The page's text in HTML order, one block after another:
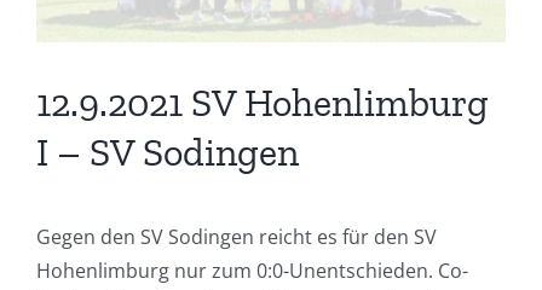
12.9.2021 SV Hohenlimburg
I – SV Sodingen
Gegen den SV Sodingen reicht es für den SV
Hohenlimburg nur zum 0:0-Unentschieden. Co-